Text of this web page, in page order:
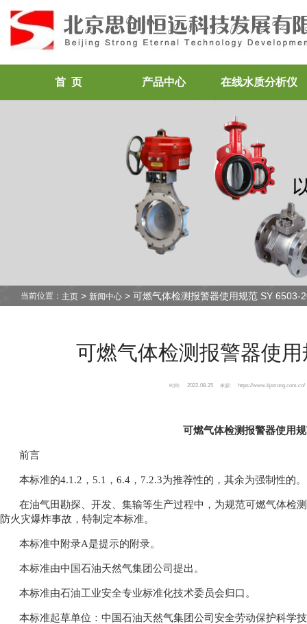
首 页 产品中心 在线水质分析仪
当前位置： 主页 > 新闻中心 > 可燃气体检测报警器使用规范 SY 6503-
可燃气体检测报警器使用
时间: 2022-08-25 来源: https://www.bjstrong.com.cn/
可燃气体检测报警器使用
前言
本标准的4.1.2，5.1，6.4，7.2.3为推荐性的，其余为强制性的。
在油气田勘探、开发、集输等生产过程中，为规范可燃气体检
防火灾爆炸事故，特制定本标准。
本标准中附录A是提示的附录。
本标准由中国石油天然气集团公司提出。
本标准由石油工业安全专业标准化技术委员会归口。
本标准起草单位：中国石油天然气集团公司安全劳动保护科学